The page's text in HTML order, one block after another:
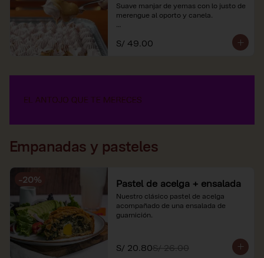
Suave manjar de yemas con lo justo de
merengue al oporto y canela.
*Nuestros precios están expresados en
soles e incluyen impuestos de ley y
S/ 49.00
Empanadas y pasteles
-20% Pastel de acelga + ensalada
Nuestro clásico pastel de acelga
acompañado de una ensalada de
guarnición.
S/ 20.80S/ 26.00